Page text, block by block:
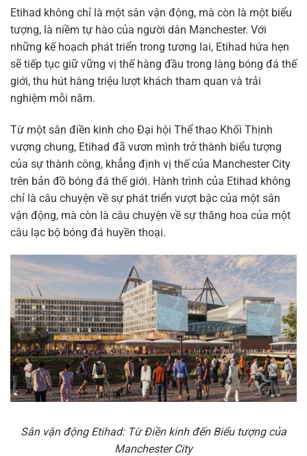
Etihad không chỉ là một sân vận động, mà còn là một biểu
tượng, là niềm tự hào của người dân Manchester. Với
những kế hoạch phát triển trong tương lai, Etihad hứa hẹn
sẽ tiếp tục giữ vững vị thế hàng đầu trong làng bóng đá thế
giới, thu hút hàng triệu lượt khách tham quan và trải
nghiệm mỗi năm.
Từ một sân điền kinh cho Đại hội Thể thao Khối Thịnh
vượng chung, Etihad đã vươn mình trở thành biểu tượng
của sự thành công, khẳng định vị thế của Manchester City
trên bản đồ bóng đá thế giới. Hành trình của Etihad không
chỉ là câu chuyện về sự phát triển vượt bậc của một sân
vận động, mà còn là câu chuyện về sự thăng hoa của một
câu lạc bộ bóng đá huyền thoại.
Sân vận động Etihad: Từ Điền kinh đến Biểu tượng của
Manchester City